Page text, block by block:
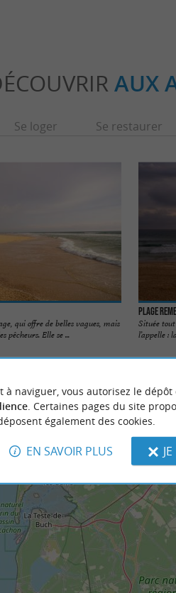
AUX
Se loger Se restaurer
qui offre de belles vagues, mais
pêcheurs. Elle se ...
Plage
Située
l’appelle :
à naviguer, vous autorisez le
. Certaines pages du site
également des cookies.
EN SAVOIR PLUS